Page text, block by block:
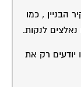
הבניין , כמו
לנקות.
יודעים רק את